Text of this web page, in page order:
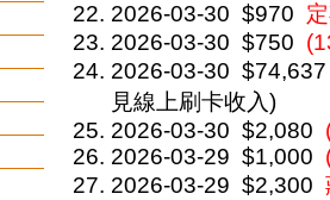
2026-03-30 $970
2026-03-30 $750
2026-03-30 $74,637
見線上刷卡收入)
2026-03-30 $2,080
2026-03-29 $1,000
2026-03-29 $2,300